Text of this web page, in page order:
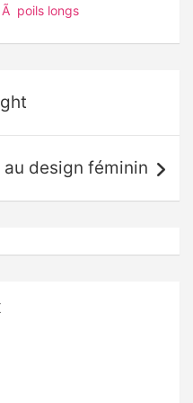
poils longs
design féminin